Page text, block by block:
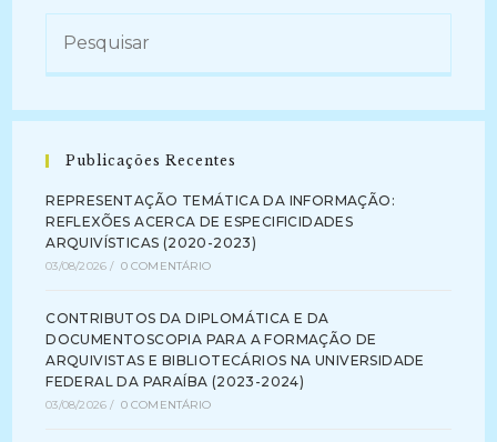
Publicações Recentes
REPRESENTAÇÃO TEMÁTICA DA INFORMAÇÃO:
REFLEXÕES ACERCA DE ESPECIFICIDADES
ARQUIVÍSTICAS (2020-2023)
03/08/2026 / 0 COMENTÁRIO
CONTRIBUTOS DA DIPLOMÁTICA E DA
DOCUMENTOSCOPIA PARA A FORMAÇÃO DE
ARQUIVISTAS E BIBLIOTECÁRIOS NA UNIVERSIDADE
FEDERAL DA PARAÍBA (2023-2024)
03/08/2026 / 0 COMENTÁRIO